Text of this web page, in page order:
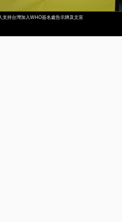
支持台灣加入WHO簽名處告示牌及文宣